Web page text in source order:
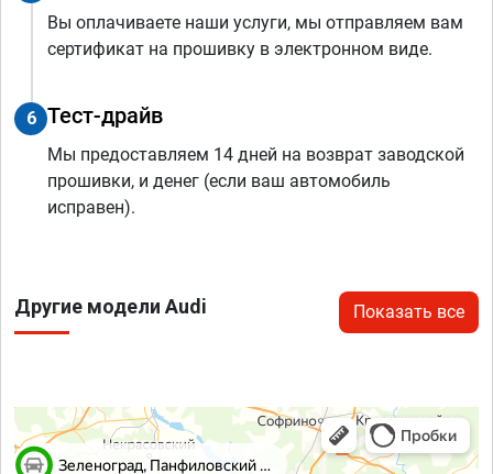
Вы оплачиваете наши услуги, мы отправляем вам
сертификат на прошивку в электронном виде.
6 Тест-драйв
Мы предоставляем 14 дней на возврат заводской
прошивки, и денег (если ваш автомобиль
исправен).
Другие модели Audi Показать все